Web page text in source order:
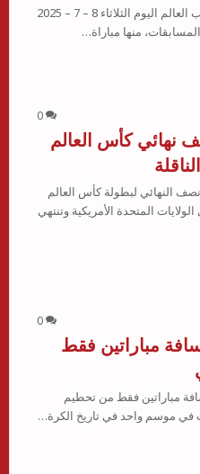
كتب- محمد فوزي تقام بملاعب العالم اليوم الثلاثاء 8 – 7 – 2025
منها مباراة…
0
نهائي كأس العالم
النهائي لبطولة كأس العالم
في الولايات المتحدة الأمريكية وتنتهي
0
مباراتين فقط
مباراتين فقط من تحطيم
في موسم واحد في تاريخ الكرة…